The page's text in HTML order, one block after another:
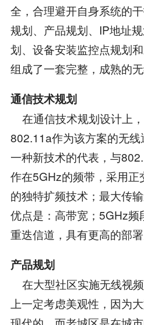
全，合理避开自身系统的
规划、产品规划、IP地址
划、设备安装监控点规划
组成了一套完整，成熟的无
通信技术规划
在通信技术规划设计上
802.11a作为该方案的无
一种新技术的代表，与
作在5GHz的频带，采用正
的独特扩频技术；最大传
优点是：高带宽；5GHz频
重迭信道，具有更高的部
产品规划
在大型社区实施无线视
上一定考虑美观性，因为